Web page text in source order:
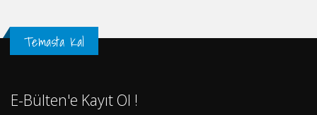
Temasta Kal
E-Bülten'e Kayıt Ol !